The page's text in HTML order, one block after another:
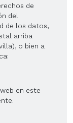
de
del
de los datos,
arriba
o bien a
en este